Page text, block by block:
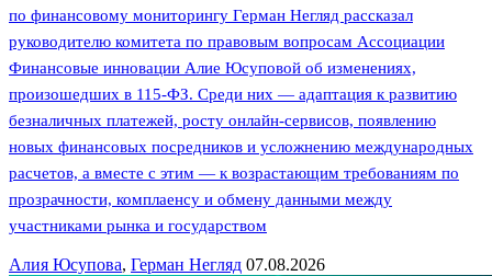
по финансовому мониторингу Герман Негляд рассказал
руководителю комитета по правовым вопросам Ассоциации
Финансовые инновации Алие Юсуповой об изменениях,
произошедших в 115-ФЗ. Среди них — адаптация к развитию
безналичных платежей, росту онлайн-сервисов, появлению
новых финансовых посредников и усложнению международных
расчетов, а вместе с этим — к возрастающим требованиям по
прозрачности, комплаенсу и обмену данными между
участниками рынка и государством
Алия Юсупова, Герман Негляд 07.08.2026